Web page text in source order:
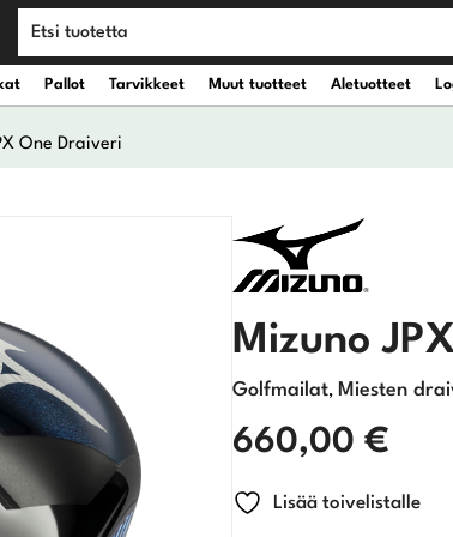
Rautamailat
Wedget
Putterit
Pallot Tarvikkeet Muut tuotteet Aletuotteet
One Draiveri
Mizuno
Golfmailat, Miesten
660,00 €
Lisää toivelistalle